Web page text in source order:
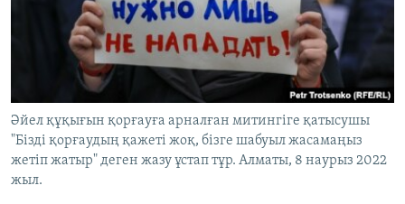
Әйел құқығын қорғауға арналған митингіге қатысушы
"Бізді қорғаудың қажеті жоқ, бізге шабуыл жасамаңыз
жетіп жатыр" деген жазу ұстап тұр. Алматы, 8 наурыз 2022
жыл.